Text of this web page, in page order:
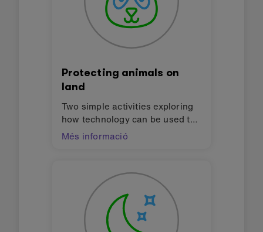
Protecting animals on
land
Two simple activities exploring
how technology can be used to
protect biodiversity in your
Design challenges for finding
solutions to the Global Goals for
sustainable development
(SDGs).
Més informació